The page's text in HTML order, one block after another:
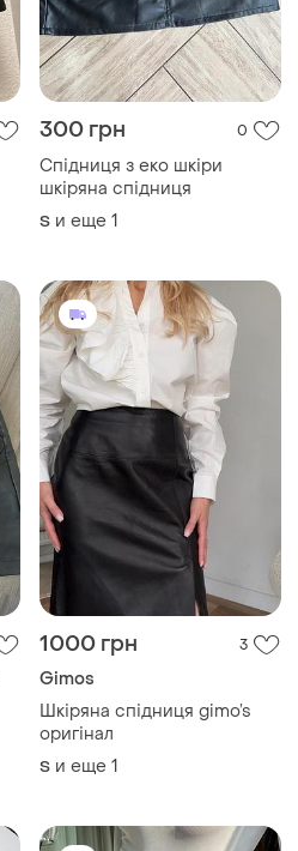
300 грн 0
Спідниця з еко шкіри
шкіряна спідниця
S и еще 1
1000 грн 3
Gimos
Шкіряна спідниця gimo’s
оригінал
S и еще 1